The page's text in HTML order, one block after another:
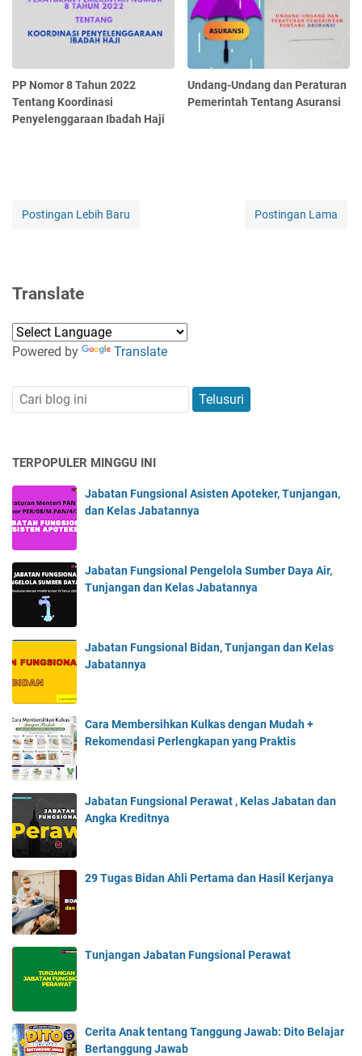
PP Nomor 8 Tahun 2022
Tentang Koordinasi
Penyelenggaraan Ibadah Haji
Undang-Undang dan Peraturan
Pemerintah Tentang Asuransi
Postingan Lebih Baru Postingan Lama
Translate
Powered by Translate
TERPOPULER MINGGU INI
Jabatan Fungsional Asisten Apoteker, Tunjangan,
dan Kelas Jabatannya
Jabatan Fungsional Pengelola Sumber Daya Air,
Tunjangan dan Kelas Jabatannya
Jabatan Fungsional Bidan, Tunjangan dan Kelas
Jabatannya
Cara Membersihkan Kulkas dengan Mudah +
Rekomendasi Perlengkapan yang Praktis
Jabatan Fungsional Perawat , Kelas Jabatan dan
Angka Kreditnya
29 Tugas Bidan Ahli Pertama dan Hasil Kerjanya
Tunjangan Jabatan Fungsional Perawat
Cerita Anak tentang Tanggung Jawab: Dito Belajar
Bertanggung Jawab